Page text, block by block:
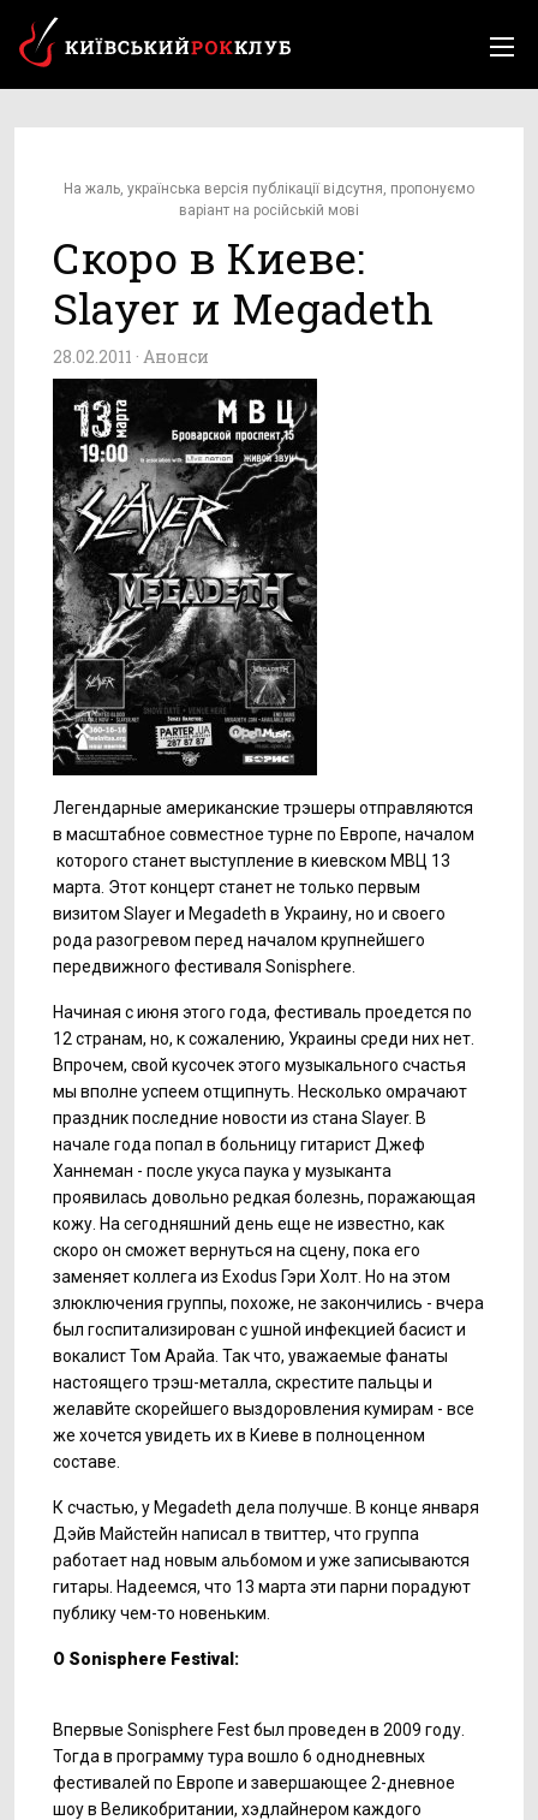
На жаль, українська версія публікації відсутня, пропонуємо
варіант на російській мові
Скоро в Киеве:
Slayer и Megadeth
28.02.2011 · Анонси
Легендарные американские трэшеры отправляются
в масштабное совместное турне по Европе, началом
которого станет выступление в киевском МВЦ 13
марта. Этот концерт станет не только первым
визитом Slayer и Megadeth в Украину, но и своего
рода разогревом перед началом крупнейшего
передвижного фестиваля Sonisphere.
Начиная с июня этого года, фестиваль проедется по
12 странам, но, к сожалению, Украины среди них нет.
Впрочем, свой кусочек этого музыкального счастья
мы вполне успеем отщипнуть. Несколько омрачают
праздник последние новости из стана Slayer. В
начале года попал в больницу гитарист Джеф
Ханнеман - после укуса паука у музыканта
проявилась довольно редкая болезнь, поражающая
кожу. На сегодняшний день еще не известно, как
скоро он сможет вернуться на сцену, пока его
заменяет коллега из Exodus Гэри Холт. Но на этом
злюключения группы, похоже, не закончились - вчера
был госпитализирован с ушной инфекцией басист и
вокалист Том Арайа. Так что, уважаемые фанаты
настоящего трэш-металла, скрестите пальцы и
желавйте скорейшего выздоровления кумирам - все
же хочется увидеть их в Киеве в полноценном
составе.
К счастью, у Megadeth дела получше. В конце января
Дэйв Майстейн написал в твиттер, что группа
работает над новым альбомом и уже записываются
гитары. Надеемся, что 13 марта эти парни порадуют
публику чем-то новеньким.
О Sonisphere Festival:
Впервые Sonisphere Fest был проведен в 2009 году.
Тогда в программу тура вошло 6 однодневных
фестивалей по Европе и завершающее 2-дневное
шоу в Великобритании, хэдлайнером каждого